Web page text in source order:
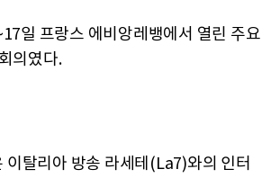
일 프랑스 에비앙레뱅에서 열린 주요
의였다.
이탈리아 방송 라세테(La7)와의 인터